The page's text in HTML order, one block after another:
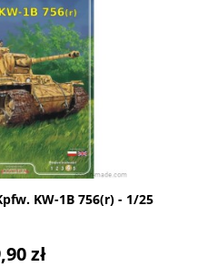
KW-1B 756(r) - 1/25
zł